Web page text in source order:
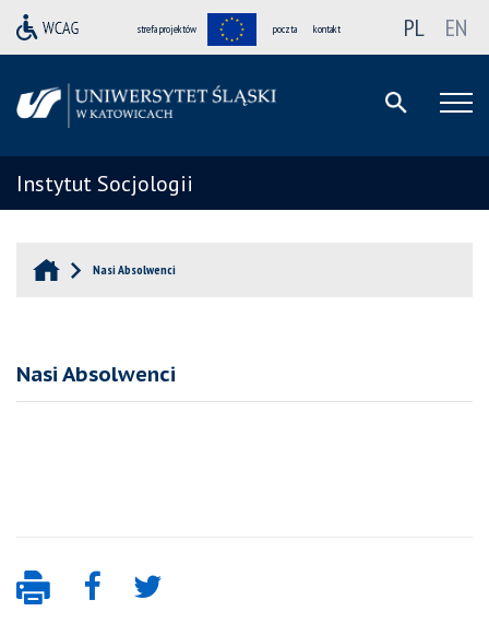
strefa projektów poczta kontakt PL EN
Instytut Socjologii
Nasi Absolwenci
Nasi Absolwenci